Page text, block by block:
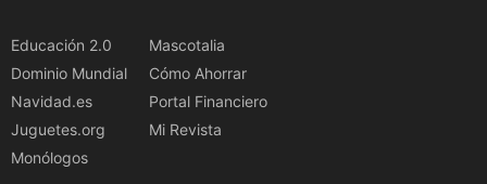
Educación 2.0
Dominio Mundial
Navidad.es
Juguetes.org
Monólogos
Mascotalia
Cómo Ahorrar
Portal Financiero
Mi Revista